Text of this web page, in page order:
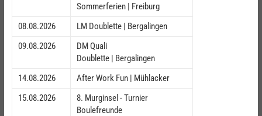
Sommerferien | Freiburg
08.08.2026
LM Doublette | Bergalingen
09.08.2026
DM Quali
Doublette | Bergalingen
14.08.2026
After Work Fun | Mühlacker
15.08.2026
8. Murginsel - Turnier
Boulefreunde